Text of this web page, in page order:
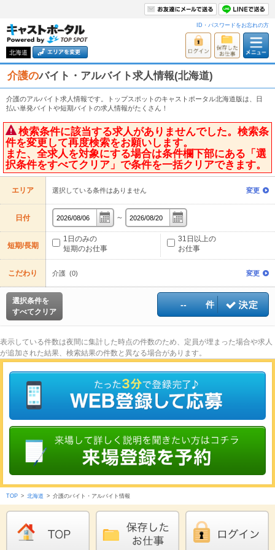
北海道
ID・パスワードをお忘れの方
介護のバイト・アルバイト求人情報(北海道)
介護のアルバイト求人情報です。トップスポットのキャストポータル北海道版は、日
払い単発バイトや短期バイトの求人情報がたくさん！
検索条件に該当する求人がありませんでした。検索条
件を変更して再度検索をお願いします。
また、全求人を対象にする場合は条件欄下部にある「選
択条件をすべてクリア」で条件を一括クリアできます。
エリア 選択している条件はありません 変更
日付 ～
短期/長期
1日のみの
短期のお仕事
31日以上の
お仕事
こだわり 介護 (0) 変更
選択条件を
すべてクリア
-- 件
表示している件数は夜間に集計した時点の件数のため、定員が埋まった場合や求人
が追加された結果、検索結果の件数と異なる場合があります。
TOP > 北海道 > 介護のバイト・アルバイト情報